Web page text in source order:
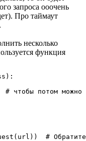
запроса ооочень
Про таймаут
.
несколько
функция
# чтобы потом можно
#